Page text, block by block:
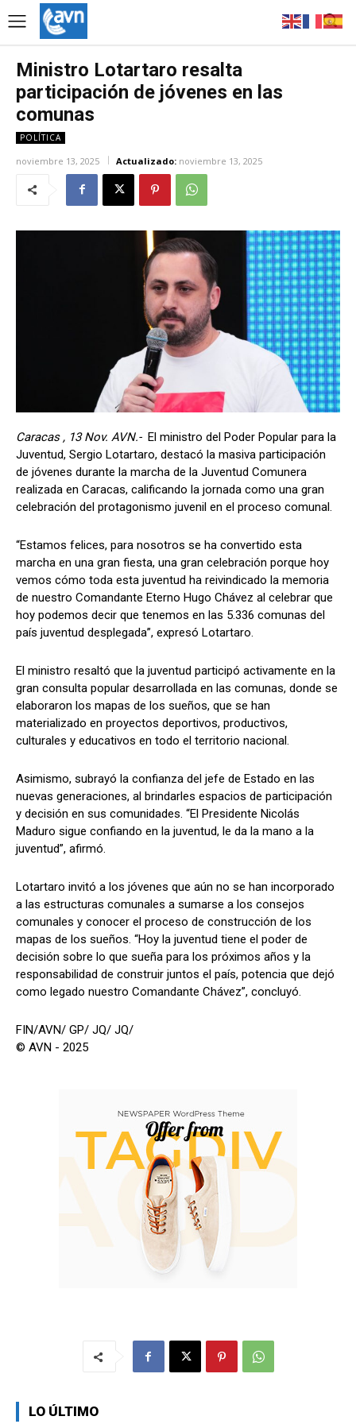
Ministro Lotartaro resalta
participación de jóvenes en las
comunas
POLÍTICA
noviembre 13, 2025 Actualizado: noviembre 13, 2025
Caracas , 13 Nov. AVN.- El ministro del Poder Popular para la
Juventud, Sergio Lotartaro, destacó la masiva participación
de jóvenes durante la marcha de la Juventud Comunera
realizada en Caracas, calificando la jornada como una gran
celebración del protagonismo juvenil en el proceso comunal.
“Estamos felices, para nosotros se ha convertido esta
marcha en una gran fiesta, una gran celebración porque hoy
vemos cómo toda esta juventud ha reivindicado la memoria
de nuestro Comandante Eterno Hugo Chávez al celebrar que
hoy podemos decir que tenemos en las 5.336 comunas del
país juventud desplegada”, expresó Lotartaro.
El ministro resaltó que la juventud participó activamente en la
gran consulta popular desarrollada en las comunas, donde se
elaboraron los mapas de los sueños, que se han
materializado en proyectos deportivos, productivos,
culturales y educativos en todo el territorio nacional.
Asimismo, subrayó la confianza del jefe de Estado en las
nuevas generaciones, al brindarles espacios de participación
y decisión en sus comunidades. “El Presidente Nicolás
Maduro sigue confiando en la juventud, le da la mano a la
juventud”, afirmó.
Lotartaro invitó a los jóvenes que aún no se han incorporado
a las estructuras comunales a sumarse a los consejos
comunales y conocer el proceso de construcción de los
mapas de los sueños. “Hoy la juventud tiene el poder de
decisión sobre lo que sueña para los próximos años y la
responsabilidad de construir juntos el país, potencia que dejó
como legado nuestro Comandante Chávez”, concluyó.
FIN/AVN/ GP/ JQ/ JQ/
© AVN - 2025
LO ÚLTIMO